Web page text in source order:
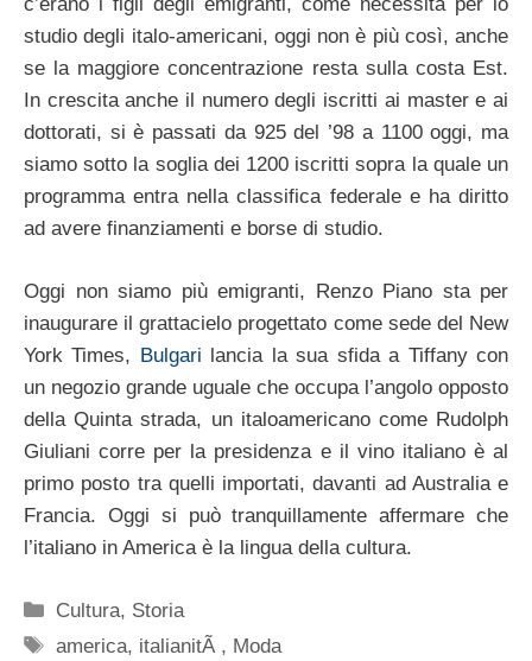
studio degli italo-americani, oggi non è più così, anche
se la maggiore concentrazione resta sulla costa Est.
In crescita anche il numero degli iscritti ai master e ai
dottorati, si è passati da 925 del ’98 a 1100 oggi, ma
siamo sotto la soglia dei 1200 iscritti sopra la quale un
programma entra nella classifica federale e ha diritto
ad avere finanziamenti e borse di studio.
Oggi non siamo più emigranti, Renzo Piano sta per
inaugurare il grattacielo progettato come sede del New
York Times, Bulgari lancia la sua sfida a Tiffany con
un negozio grande uguale che occupa l’angolo opposto
della Quinta strada, un italoamericano come Rudolph
Giuliani corre per la presidenza e il vino italiano è al
primo posto tra quelli importati, davanti ad Australia e
Francia. Oggi si può tranquillamente affermare che
l’italiano in America è la lingua della cultura.
Categorie
Cultura, Storia
Tag
america, italianitÃ , Moda